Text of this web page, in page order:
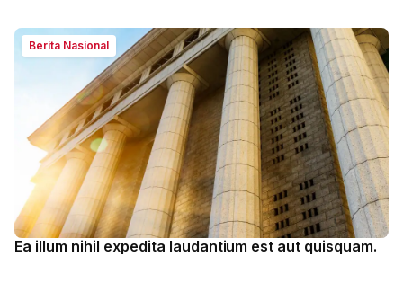
Berita Nasional
Ea illum nihil expedita laudantium est aut quisquam.